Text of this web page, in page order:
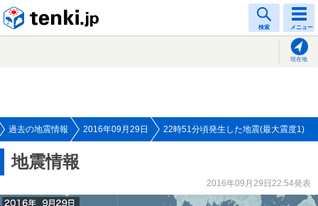
検索 メニュー
現在地
過去の地震情報 2016年09月29日 22時51分頃発生した地震(最大震度1)
地震情報
2016年09月29日22:54発表